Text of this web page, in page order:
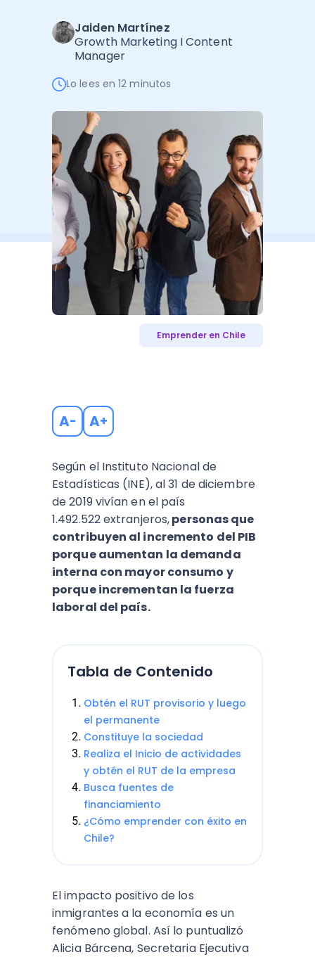
Administración Empresarial
Software Factura y Administración
Autores
Jaiden Martínez
Growth Marketing I Content
Manager
Lo lees en 12 minutos
Emprender en Chile
A- A+
Según el Instituto Nacional de
Estadísticas (INE), al 31 de diciembre
de 2019 vivían en el país
1.492.522 extranjeros,personas que
contribuyen al incremento del PIB
porque aumentan la demanda
interna con mayor consumo y
porque incrementan la fuerza
laboral del país.
Tabla de Contenido
Obtén el RUT provisorio y luego
el permanente
Constituye la sociedad
Realiza el Inicio de actividades
y obtén el RUT de la empresa
Busca fuentes de
financiamiento
¿Cómo emprender con éxito en
Chile?
El impacto positivo de los
inmigrantes a la economía es un
fenómeno global. Así lo puntualizó
Alicia Bárcena, Secretaria Ejecutiva